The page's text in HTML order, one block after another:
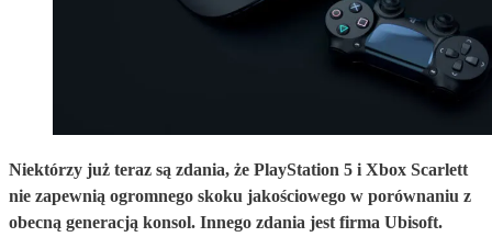
Niektórzy już teraz są zdania, że PlayStation 5 i Xbox Scarlett
nie zapewnią ogromnego skoku jakościowego w porównaniu z
obecną generacją konsol. Innego zdania jest firma Ubisoft.